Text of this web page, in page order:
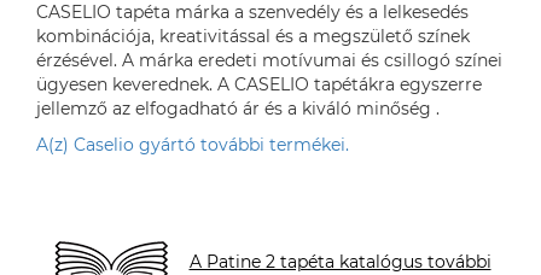
CASELIO tapéta márka a szenvedély és a lelkesedés
kombinációja, kreativitással és a megszülető színek
érzésével. A márka eredeti motívumai és csillogó színei
ügyesen keverednek. A CASELIO tapétákra egyszerre
jellemző az elfogadható ár és a kiváló minőség .
A(z) Caselio gyártó további termékei.
A Patine 2 tapéta katalógus további